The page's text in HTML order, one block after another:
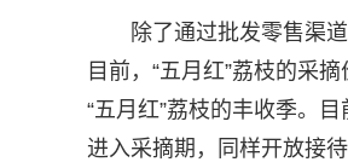
除了通过批发零售渠
目前，“五月红”荔枝的采
“五月红”荔枝的丰收季。
进入采摘期，同样开放接